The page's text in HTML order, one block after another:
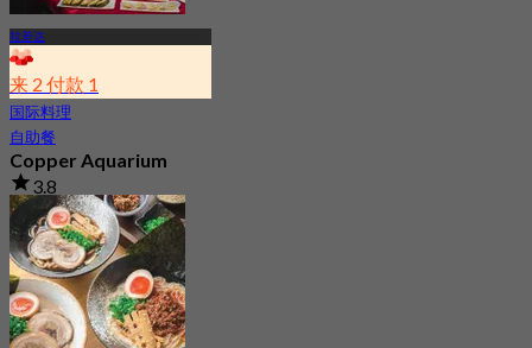
拉差达
来 2 付款 1
国际料理
自助餐
Copper Aquarium
3.8
2.9K 已预订
起฿ 549